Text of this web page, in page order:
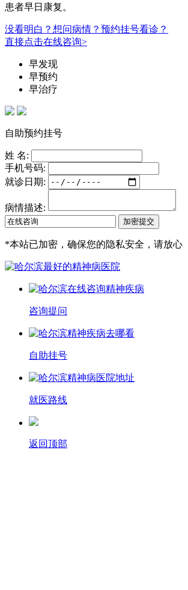
患者早日康复。
没看明白？想问病情？预约挂号看诊？
直接点击在线咨询>
早发现
早预约
早治疗
自助预约挂号
姓 名:
手机号码:
就诊日期:
病情描述:
*本站已加密，确保您的隐私安全，请放心
咨询提问
自助挂号
就医路线
返回顶部